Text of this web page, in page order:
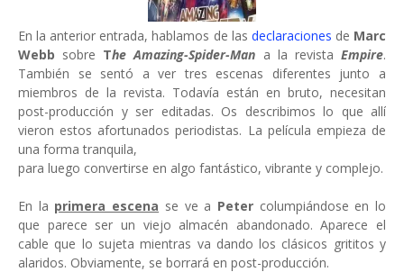
En la anterior entrada, hablamos de las declaraciones de Marc
Webb sobre The Amazing-Spider-Man a la revista Empire.
También se sentó a ver tres escenas diferentes junto a
miembros de la revista. Todavía están en bruto, necesitan
post-producción y ser editadas. Os describimos lo que allí
vieron estos afortunados periodistas. La película empieza de
una forma tranquila,
para luego convertirse en algo fantástico, vibrante y complejo.
En la primera escena se ve a Petercolumpiándose en lo
que parece ser un viejo almacén abandonado. Aparece el
cable que lo sujeta mientras va dando los clásicos grititos y
alaridos. Obviamente, se borrará en post-producción.